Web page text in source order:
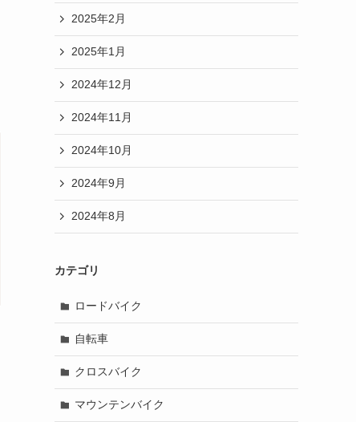
2025年2月
2025年1月
2024年12月
2024年11月
2024年10月
2024年9月
2024年8月
カテゴリ
ロードバイク
自転車
クロスバイク
マウンテンバイク